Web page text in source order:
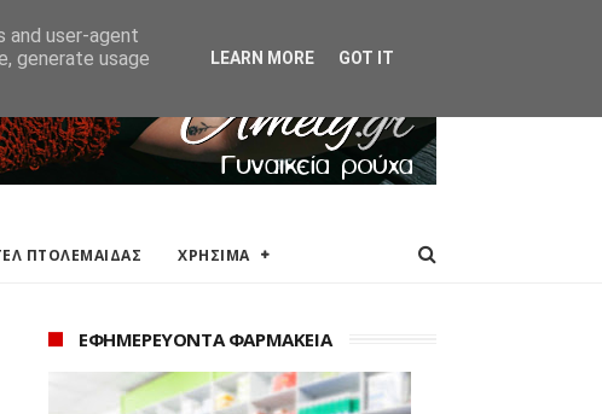
ΠΤΟΛΕΜΑΙΔΑΣ ΧΡΗΣΙΜΑ
ΕΦΗΜΕΡΕΥΟΝΤΑ ΦΑΡΜΑΚΕΙΑ
and user-agent
generate usage
LEARN MORE GOT IT